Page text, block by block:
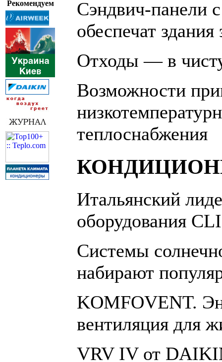
Рекомендуем
Сэндвич-панели
обеспечат здания
Отходы — в
Возможности
теплоснабжения
Итальянский
оборудования
Системы
набирают
KOMFOVENT.
вентиляция для
VRV IV от